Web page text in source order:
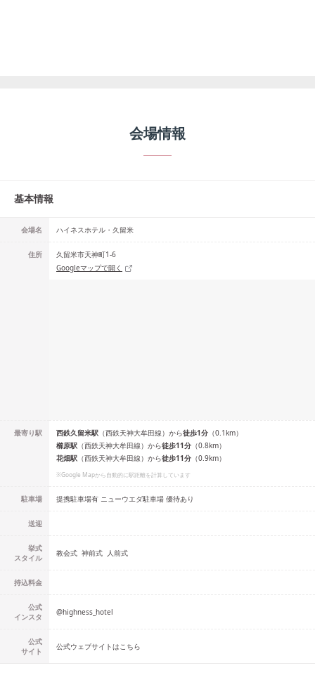
会場情報
基本情報
会場名 ハイネスホテル・久留米
住所
久留米市天神町1-6
Googleマップで開く
最寄り駅 西鉄久留米駅 （西鉄天神大牟田線） から徒歩1分 （0.1km）
櫛原駅 （西鉄天神大牟田線） から徒歩11分 （0.8km）
花畑駅 （西鉄天神大牟田線） から徒歩11分 （0.9km）
※Google Mapから自動的に駅距離を計算しています
駐車場 提携駐車場有 ニューウエダ駐車場 優待あり
送迎
挙式
スタイル
教会式 神前式 人前式
持込料金
公式
インスタ
@highness_hotel
公式
サイト
公式ウェブサイトはこちら